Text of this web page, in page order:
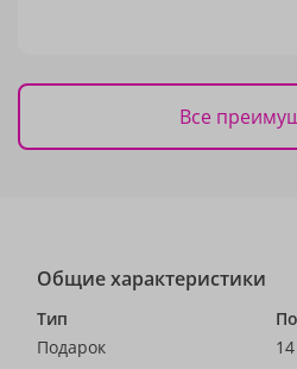
Все
Общие характеристики
Тип
Подарок